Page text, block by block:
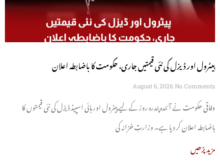
پیٹرول اور ڈیزل کی نئی قیمتیں جاری، حکومت کا باضابطہ اعلان
August 6, 2026 No Comments
وفاقی حکومت نے آئندہ پندرہ روز کے لیے پیٹرول اور ہائی اسپیڈ ڈیزل کی نئی قیمتوں کا
باضابطہ اعلان کر دیا ہے۔ وزارتِ خزانہ کی
مزید پڑھیں